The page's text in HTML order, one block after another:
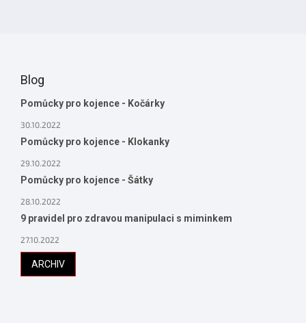
Blog
Pomůcky pro kojence - Kočárky
30.10.2022
Pomůcky pro kojence - Klokanky
29.10.2022
Pomůcky pro kojence - Šátky
28.10.2022
9 pravidel pro zdravou manipulaci s miminkem
27.10.2022
ARCHIV